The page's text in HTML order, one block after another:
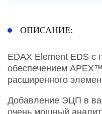
ОПИСАНИЕ:
EDAX Element EDS с
обеспечением
расширенного
Добавление ЭЦП в
очень мощный